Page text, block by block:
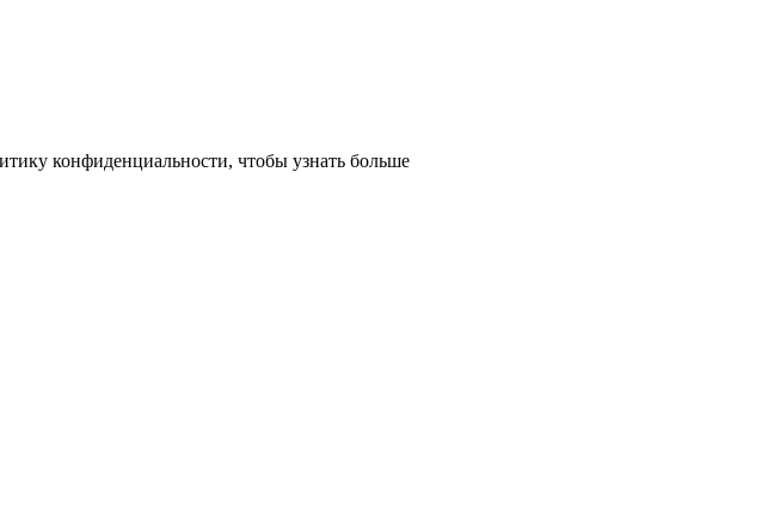
конфиденциальности, чтобы узнать больше